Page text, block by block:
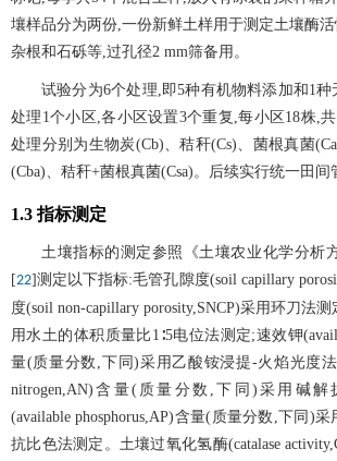
壤样品分为两份,一份新鲜土样用于测定土壤酶
杂根和石砾等,过孔径2 mm筛备用。
试验分为6个处理,即5种有机物料添加和1种
处理1个小区,各小区设置3个重复,每小区18株,
处理分别为生物炭(Cb)、秸秆(Cs)、菌根真菌
(Cba)、秸秆+菌根真菌(Csa)。后续实行统一田间
1.3 指标测定
土壤指标的测定参照《土壤农业化学分析
[22]测定以下指标:毛管孔隙度(soil capillary
度(soil non-capillary porosity,SNCP)采用环刀法
用水土的体积质量比1∶5电位法测定;速效钾
量(质量分数,下同)采用乙酸铵浸提-火焰光度
nitrogen,AN)含量(质量分数,下同)采用碱
(available phosphorus,AP)含量(质量分数,下同)
抗比色法测定。土壤过氧化氢酶(catalase